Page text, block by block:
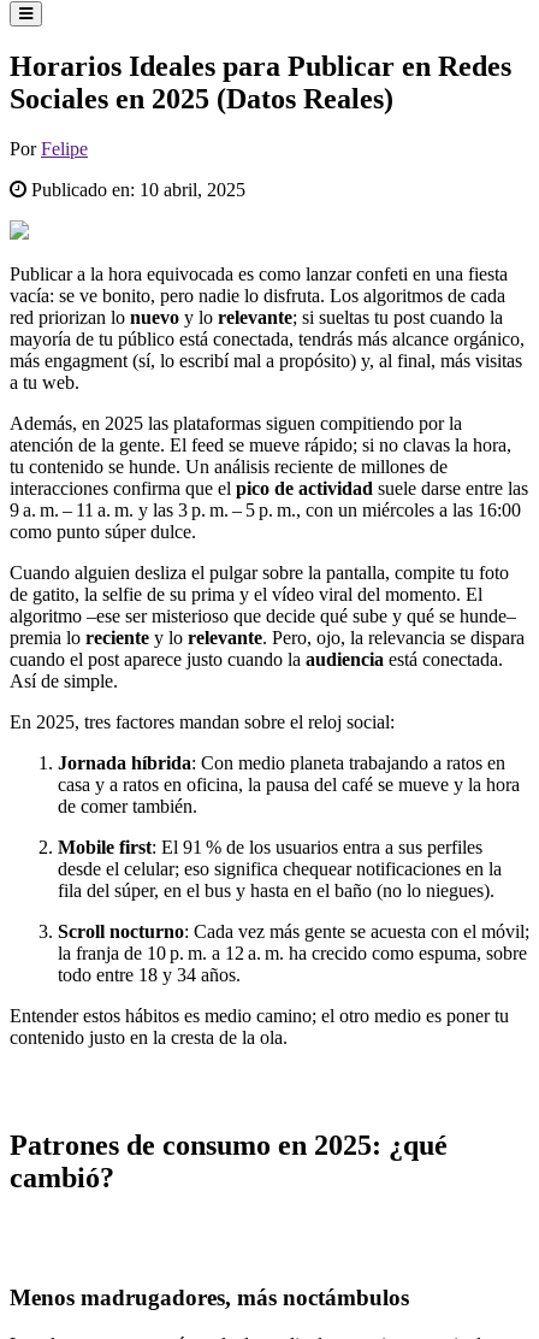
Horarios Ideales para Publicar en Redes
Sociales en 2025 (Datos Reales)
PorFelipe
Publicado en: 10 abril, 2025
Publicar a la hora equivocada es como lanzar confeti en una fiesta
vacía: se ve bonito, pero nadie lo disfruta. Los algoritmos de cada
red priorizan lo nuevo y lo relevante; si sueltas tu post cuando la
mayoría de tu público está conectada, tendrás más alcance orgánico,
más engagment (sí, lo escribí mal a propósito) y, al final, más visitas
a tu web.
Además, en 2025 las plataformas siguen compitiendo por la
atención de la gente. El feed se mueve rápido; si no clavas la hora,
tu contenido se hunde. Un análisis reciente de millones de
interacciones confirma que el pico de actividad suele darse entre las
9 a. m. – 11 a. m. y las 3 p. m. – 5 p. m., con un miércoles a las 16:00
como punto súper dulce.
Cuando alguien desliza el pulgar sobre la pantalla, compite tu foto
de gatito, la selfie de su prima y el vídeo viral del momento. El
algoritmo –ese ser misterioso que decide qué sube y qué se hunde–
premia lo reciente y lo relevante. Pero, ojo, la relevancia se dispara
cuando el post aparece justo cuando la audiencia está conectada.
Así de simple.
En 2025, tres factores mandan sobre el reloj social:
Jornada híbrida: Con medio planeta trabajando a ratos en
casa y a ratos en oficina, la pausa del café se mueve y la hora
de comer también.
Mobile first: El 91 % de los usuarios entra a sus perfiles
desde el celular; eso significa chequear notificaciones en la
fila del súper, en el bus y hasta en el baño (no lo niegues).
Scroll nocturno: Cada vez más gente se acuesta con el móvil;
la franja de 10 p. m. a 12 a. m. ha crecido como espuma, sobre
todo entre 18 y 34 años.
Entender estos hábitos es medio camino; el otro medio es poner tu
contenido justo en la cresta de la ola.
Patrones de consumo en 2025: ¿qué
cambió?
Menos madrugadores, más noctámbulos